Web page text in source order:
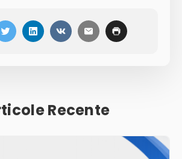
Recente